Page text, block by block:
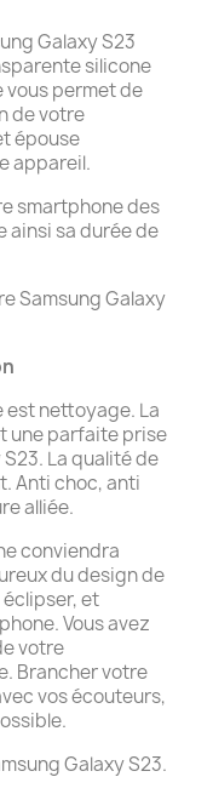
Galaxy S23
silicone
vous permet de
de votre
épouse
appareil.
smartphone des
ainsi sa durée de
Samsung Galaxy
nettoyage. La
une parfaite prise
La qualité de
Anti choc, anti
alliée.
conviendra
du design de
éclipser, et
Vous avez
votre
Brancher votre
vos écouteurs,
Galaxy S23.